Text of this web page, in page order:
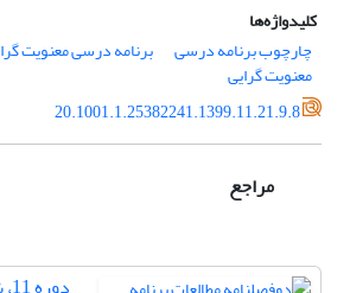
کلیدواژه‌ها
چارچوب برنامه درسی
برنامه درسی معنویت گرا
معنویت گرایی
20.1001.1.25382241.1399.11.21.9.8
مراجع